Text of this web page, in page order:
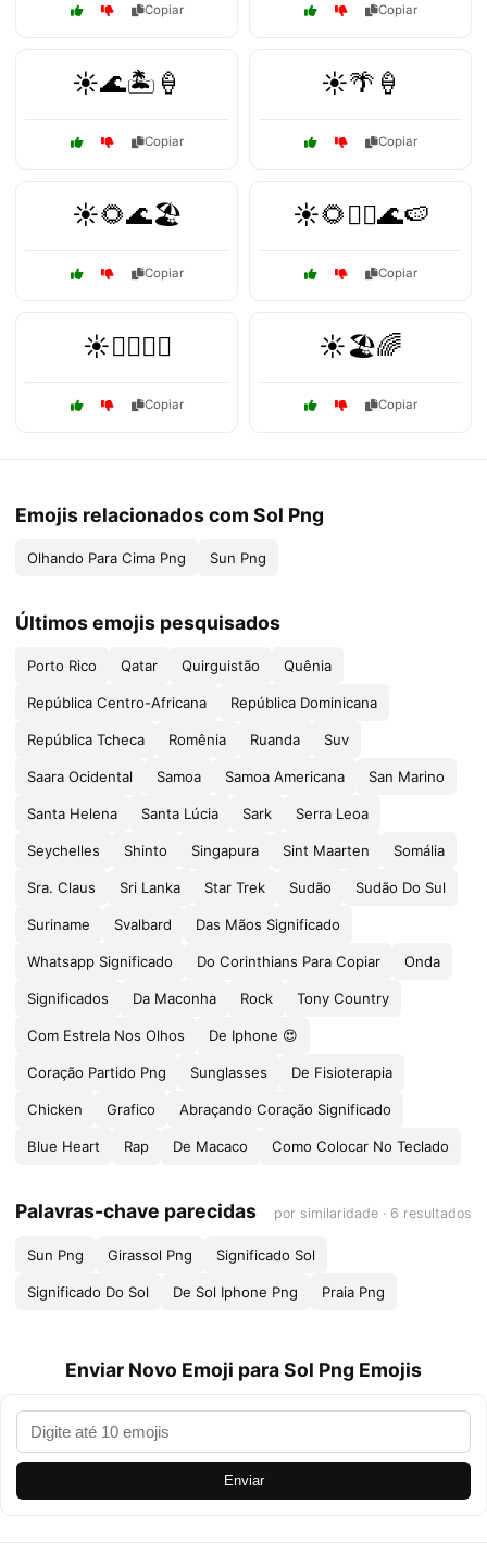
Copiar Copiar
☀️🌊🏝️🍦
Copiar
☀️🌴🍦
Copiar
☀️🌻🌊🏖️
Copiar
☀️🌻🏄‍♂️🌊🍉
Copiar
☀️🏄‍♀️🌴🌈
Copiar
☀️🏖️🌈
Copiar
Emojis relacionados com Sol Png
Olhando Para Cima Png Sun Png
Últimos emojis pesquisados
Porto Rico Qatar Quirguistão Quênia
República Centro-Africana República Dominicana
República Tcheca Romênia Ruanda Suv
Saara Ocidental Samoa Samoa Americana San Marino
Santa Helena Santa Lúcia Sark Serra Leoa
Seychelles Shinto Singapura Sint Maarten Somália
Sra. Claus Sri Lanka Star Trek Sudão Sudão Do Sul
Suriname Svalbard Das Mãos Significado
Whatsapp Significado Do Corinthians Para Copiar Onda
Significados Da Maconha Rock Tony Country
Com Estrela Nos Olhos De Iphone 😍
Coração Partido Png Sunglasses De Fisioterapia
Chicken Grafico Abraçando Coração Significado
Blue Heart Rap De Macaco Como Colocar No Teclado
Palavras-chave parecidas por similaridade · 6 resultados
Sun Png Girassol Png Significado Sol
Significado Do Sol De Sol Iphone Png Praia Png
Enviar Novo Emoji para Sol Png Emojis
Enviar